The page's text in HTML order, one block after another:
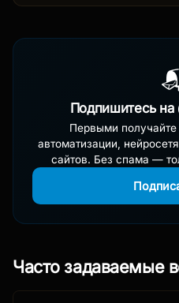
Подпишитесь на
Первыми
автоматизации,
сайтов. Без спама —
Часто задаваемые